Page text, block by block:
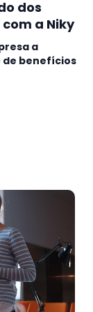
dos
a Niky
a
benefícios